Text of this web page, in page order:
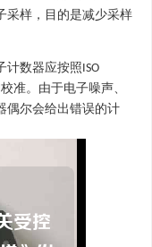
采样，目的是减少采样
计数器应按照ISO
准。由于电子噪声、
偶尔会给出错误的计